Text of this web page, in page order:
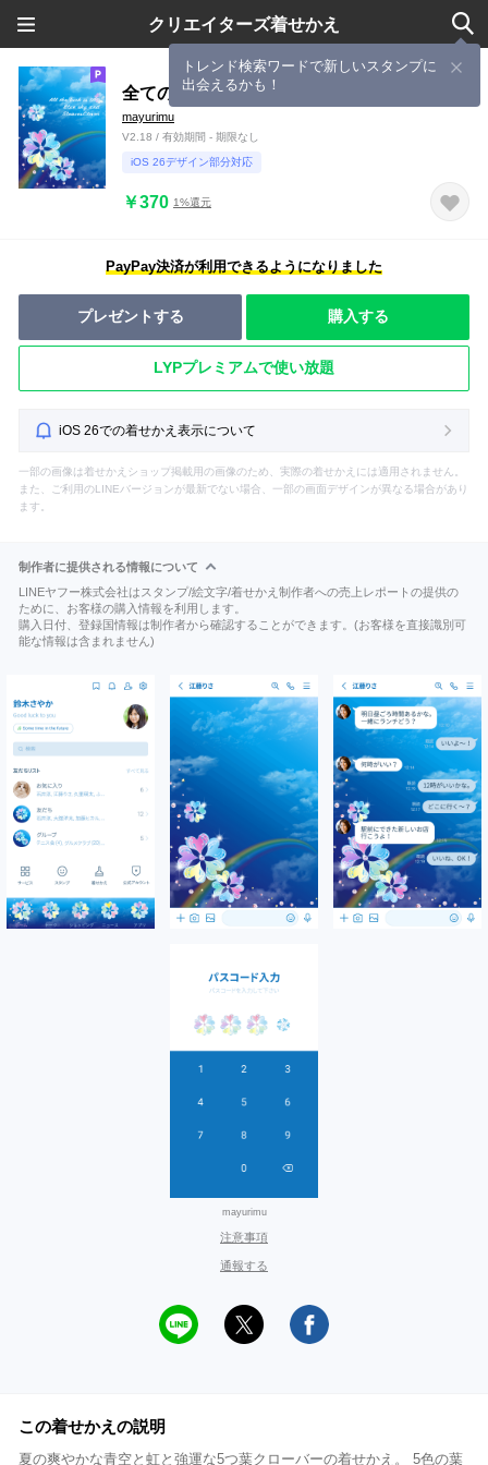
クリエイターズ着せかえ
トレンド検索ワードで新しいスタンプに
出会えるかも！
全ての運気アップ!夏の青空5つ葉クローバー
mayurimu
V2.18 / 有効期間 - 期限なし
iOS 26デザイン部分対応
￥370 1%還元
PayPay決済が利用できるようになりました
プレゼントする 購入する
LYPプレミアムで使い放題
iOS 26での着せかえ表示について
一部の画像は着せかえショップ掲載用の画像のため、実際の着せかえには適用されません。
また、ご利用のLINEバージョンが最新でない場合、一部の画面デザインが異なる場合があり
ます。
制作者に提供される情報について
LINEヤフー株式会社はスタンプ/絵文字/着せかえ制作者への売上レポートの提供の
ために、お客様の購入情報を利用します。
購入日付、登録国情報は制作者から確認することができます。(お客様を直接識別可
能な情報は含まれません)
mayurimu
注意事項
通報する
この着せかえの説明
夏の爽やかな青空と虹と強運な5つ葉クローバーの着せかえ。 5色の葉